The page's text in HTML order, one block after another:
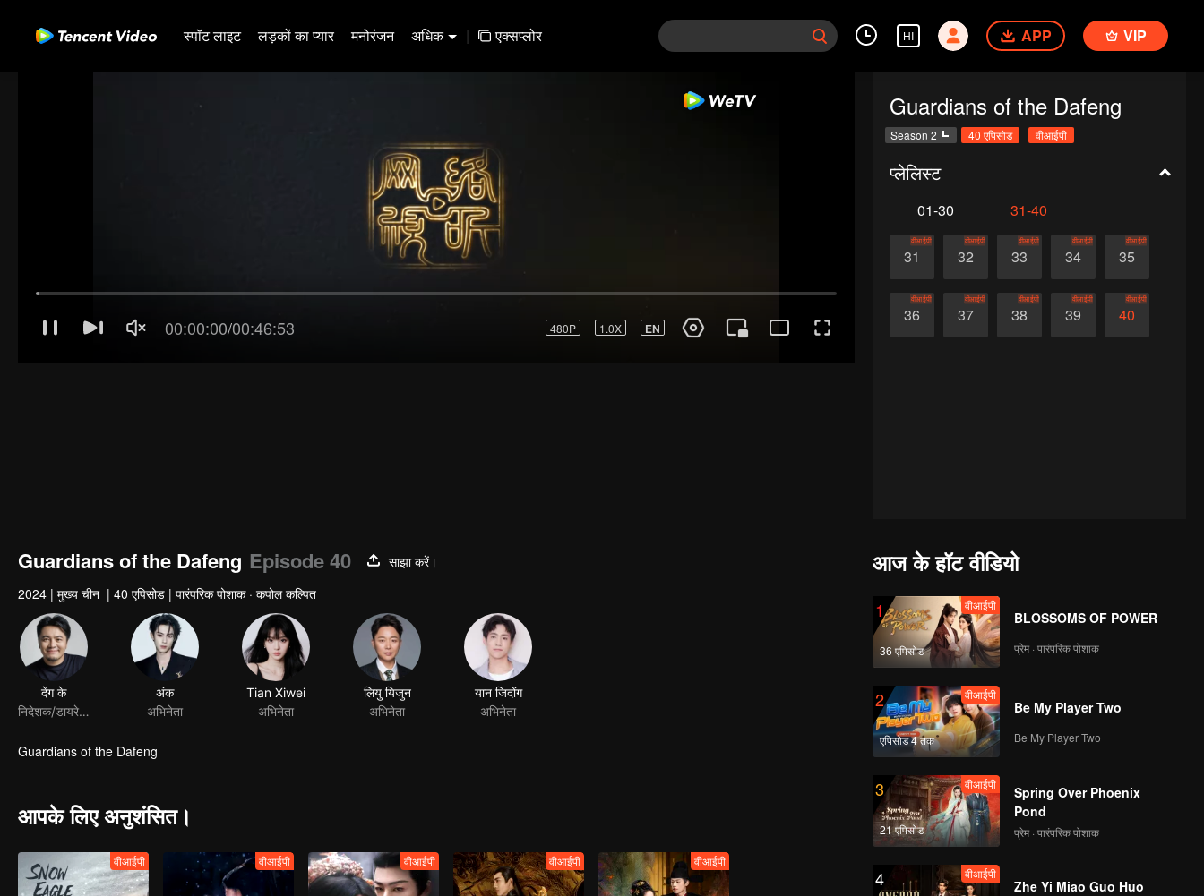
स्पॉट लाइट लड़कों का प्यार मनोरंजन अधिक | एक्सप्लोर HI APP VIP
Guardians of the Dafeng
Season 2 40 एपिसोड वीआईपी
प्लेलिस्ट
01-30 31-40
31
वीआईपी
32
वीआईपी
33
वीआईपी
34
वीआईपी
35
वीआईपी
36
वीआईपी
37
वीआईपी
38
वीआईपी
39
वीआईपी
40
वीआईपी
Guardians of the Dafeng Episode 40
साझा करें।
2024 | मुख्य चीन | 40 एपिसोड | पारंपरिक पोशाक · कपोल कल्पित
Guardians of the Dafeng
आपके लिए अनुशंसित।
वीआईपी वीआईपी वीआईपी वीआईपी वीआईपी
आज के हॉट वीडियो
1
36 एपिसोड
वीआईपी
BLOSSOMS OF POWER
प्रेम · पारंपरिक पोशाक
2
एपिसोड 4 तक
वीआईपी
Be My Player Two
Be My Player Two
3
21 एपिसोड
वीआईपी
Spring Over Phoenix
Pond
प्रेम · पारंपरिक पोशाक
4 वीआईपी
Zhe Yi Miao Guo Huo